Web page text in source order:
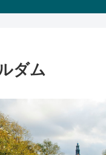
ダム